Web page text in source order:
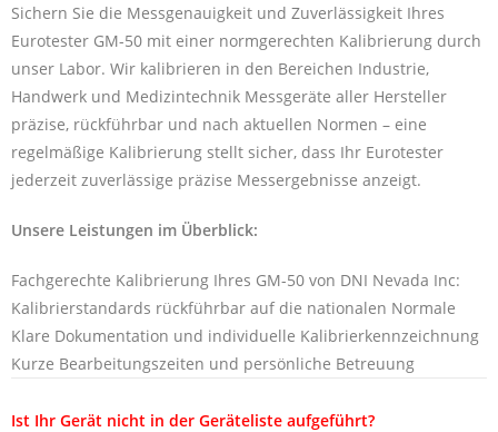
Sichern Sie die Messgenauigkeit und Zuverlässigkeit Ihres
Eurotester GM-50 mit einer normgerechten Kalibrierung durch
unser Labor. Wir kalibrieren in den Bereichen Industrie,
Handwerk und Medizintechnik Messgeräte aller Hersteller
präzise, rückführbar und nach aktuellen Normen – eine
regelmäßige Kalibrierung stellt sicher, dass Ihr Eurotester
jederzeit zuverlässige präzise Messergebnisse anzeigt.
Unsere Leistungen im Überblick:
Fachgerechte Kalibrierung Ihres GM-50 von DNI Nevada Inc:
Kalibrierstandards rückführbar auf die nationalen Normale
Klare Dokumentation und individuelle Kalibrierkennzeichnung
Kurze Bearbeitungszeiten und persönliche Betreuung
Ist Ihr Gerät nicht in der Geräteliste aufgeführt?